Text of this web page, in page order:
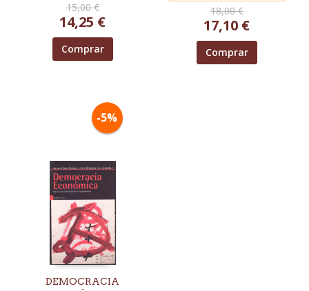
15,00 €
14,25 €
Comprar
18,00 €
17,10 €
Comprar
-5%
DEMOCRACIA